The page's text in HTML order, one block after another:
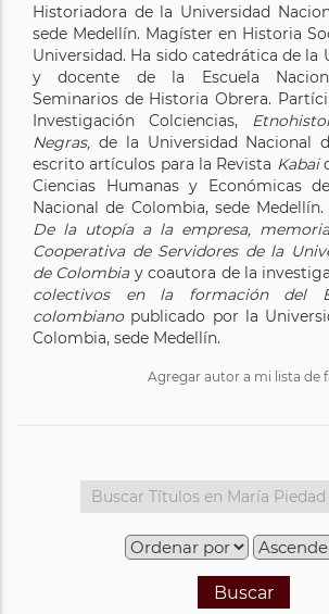
Historiadora de la Universidad
sede Medellín. Magíster en Historia
Universidad. Ha sido catedrática de la
y docente de la Escuela
Seminarios de Historia Obrera.
Investigación Colciencias,
Negras, de la Universidad Nacional
escrito artículos para la Revista Kabai
Ciencias Humanas y Económicas
Nacional de Colombia, sede
De la utopía a la empresa,
Cooperativa de Servidores de la
de Colombia y coautora de la
colectivos en la formación del
colombiano publicado por la
Colombia, sede Medellín.
Agregar autor a mi lista de
Buscar